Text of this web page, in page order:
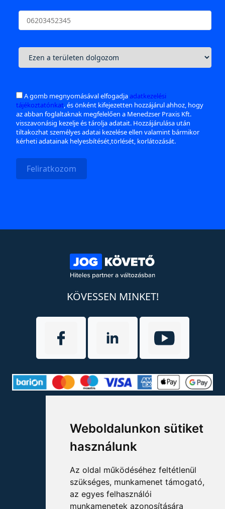
Weboldalunkon sütiket
használunk
Az oldal működéséhez feltétlenül
szükséges, munkamenet támogató,
az egyes felhasználói
munkamenetek azonosítására
A gomb megnyomásával elfogadjaadatkezelési
tájékoztatónkat, és önként kifejezetten hozzájárul ahhoz, hogy
az abban foglaltaknak megfelelően a Menedzser Praxis Kft.
visszavonásig kezelje és tárolja adatait. Hozzájárulása után
tiltakozhat személyes adatai kezelése ellen valamint bármikor
kérheti adatainak helyesbítését,törlését, korlátozását.
Feliratkozom
KÖVESSEN MINKET!
+36 1 880 7600
info@mprx.hu